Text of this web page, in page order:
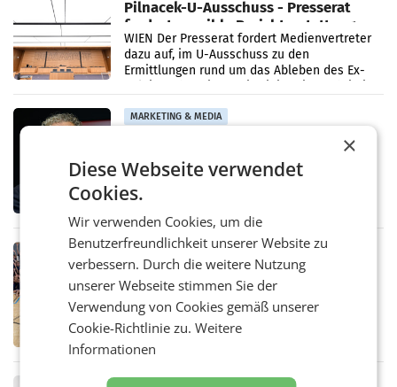
Pilnacek-U-Ausschuss - Presserat
fordert sensible Berichterstattung
WIEN Der Presserat fordert Medienvertreter
dazu auf, im U-Ausschuss zu den
Ermittlungen rund um das Ableben des Ex-
MARKETING & MEDIA
Stiftungsrat Lederer wehrt sich in
den SN gegen Vorwürfe
Mehrere Themen beschäftigen derzeit den
ORF. Am Dienstag soll im Stiftungsrat über
die vom neuen ORF-Chef Clemens Pig
vorgeschlagenen Besetzungen für die
Direktionen abgestimmt werden.
RETAIL
Bipa unterstützt Bewegte Kids
Sommercamps im Osten Österreichs
Bereits zum zweiten Mal begleitet Bipa das
polysportive Sommersportcamp „Bewegte
Kids“. Während der Campwochen in den
Monaten Juli und August versorgt das
×
Diese Webseite verwendet
Cookies.
Wir verwenden Cookies, um die
Benutzerfreundlichkeit unserer Website zu
verbessern. Durch die weitere Nutzung
unserer Webseite stimmen Sie der
Verwendung von Cookies gemäß unserer
Cookie-Richtlinie zu.Weitere
Informationen